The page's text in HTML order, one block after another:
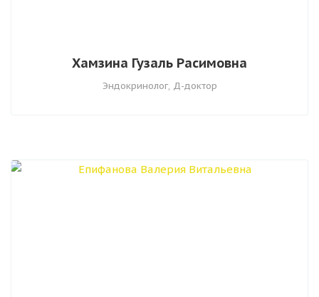
Хамзина Гузаль Расимовна
Эндокринолог, Д-доктор